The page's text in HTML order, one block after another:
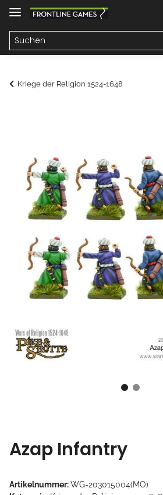
Kriege der Religion 1524-1648
Azap Infantry
Artikelnummer:WG-203015004(MO)